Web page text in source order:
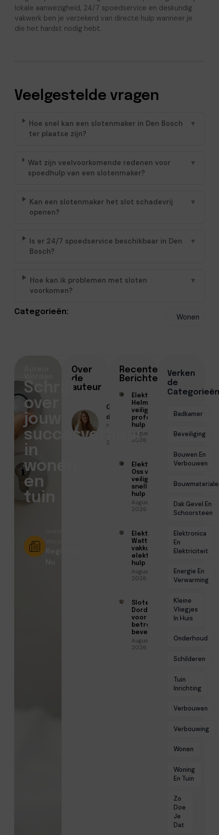
lokale aanwezigheid, 24/7 spoedservice en deskundig
vakwerk ben je verzekerd van directe hulp wanneer je
die het hardst nodig hebt.
Veelgestelde vragen
Hoe snel kan een slotenmaker in Den Bosch
ter plaatse zijn?
▼
Wat zijn veelvoorkomende redenen voor
spoedhulp van een slotenmaker?
▼
Kan een slotenmaker het slot schadevrij
openen?
▼
Is er 24/7 spoedservice beschikbaar in Den
Bosch?
▼
Hoe kan ik problemen met sloten
voorkomen?
▼
Categorieën:
Wonen
Over
de
auteur
Geschreven
door
Sofia Mendes
● April 22,
2026
Recente
Berichten
Elektricien
Helmond voor
veilige en
professionele
hulp
Augustus 6,
2026
Elektricien
Oss voor
veilige en
snelle
hulp
Augustus 6,
2026
Elektricien
Watt voor
vakkundige
elektrische
hulp
Augustus 5,
2026
Slotenmaker
Dordrecht
voor
betrouwbare
beveiliging
Augustus 3,
2026
Verken
de
Categorieën
Badkamer
Beveiliging
Bouwen En
Verbouwen
Dak Gevel En
Schoorsteen
Elektronica
En
Elektriciteit
Energie En
Verwarming
Kleine
Vliegjes
In Huis
Onderhoud
Schilderen
Tuin
Inrichting
Verbouwen
Verbouwing
Wonen
Woning
En Tuin
Zo
Doe
Je
Dat
Schrijf
over
jouw
succesverhaal
in
wonen
en
tuin
Registreer